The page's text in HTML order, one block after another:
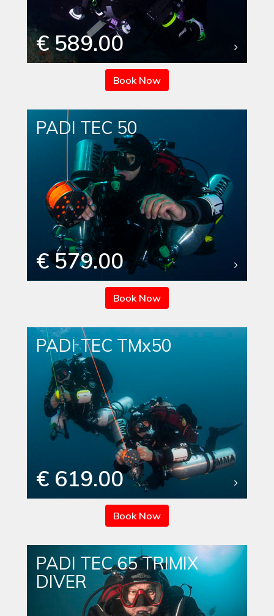
€ 589.00
Book Now
PADI TEC 50
€ 579.00
Book Now
PADI TEC TMx50
€ 619.00
Book Now
PADI TEC 65 TRIMIX
DIVER